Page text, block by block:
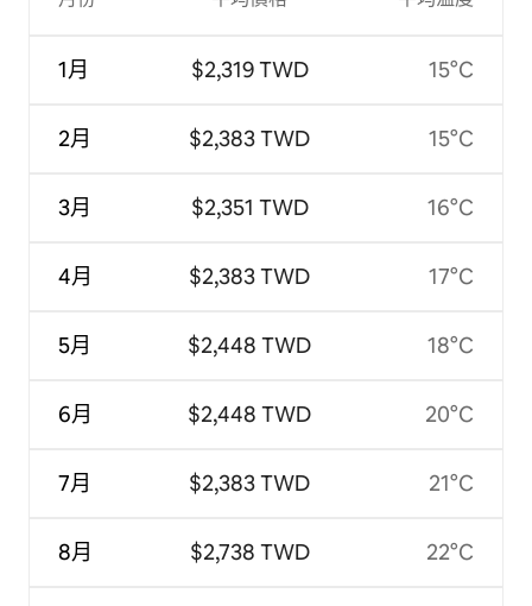
1月
2月
3月
4月
5月
6月
7月
8月
$2,319 TWD
$2,383 TWD
$2,351 TWD
$2,383 TWD
$2,448 TWD
$2,448 TWD
$2,383 TWD
$2,738 TWD
15°C
15°C
16°C
17°C
18°C
20°C
21°C
22°C